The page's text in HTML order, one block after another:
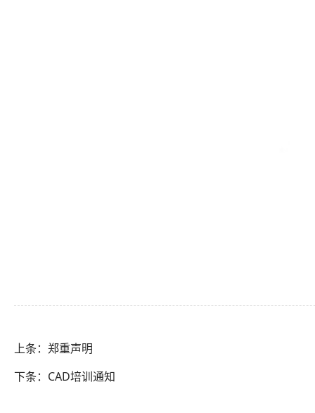
上条：郑重声明
下条：CAD培训通知